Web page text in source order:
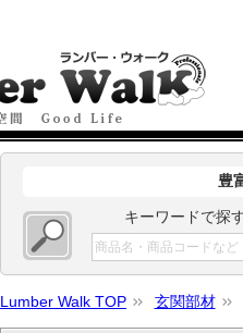
豊
キーワードで探
Lumber Walk TOP 玄関部材